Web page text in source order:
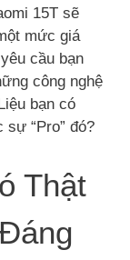
15T sẽ
mức giá
cầu bạn
công nghệ
bạn có
“Pro” đó?
Thật